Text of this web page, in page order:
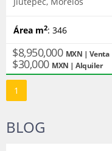
Área m2: 346
$8,950,000 MXN | Venta
$30,000 MXN | Alquiler
1
BLOG